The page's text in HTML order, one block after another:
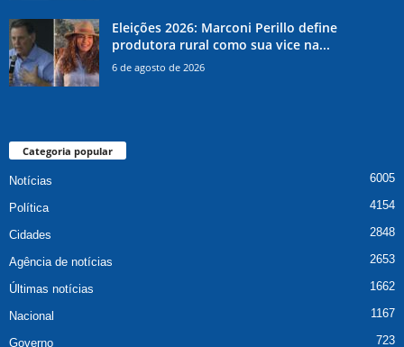
Eleições 2026: Marconi Perillo define
produtora rural como sua vice na...
6 de agosto de 2026
Categoria popular
Notícias 6005
Política 4154
Cidades 2848
Agência de notícias 2653
Últimas notícias 1662
Nacional 1167
Governo 723